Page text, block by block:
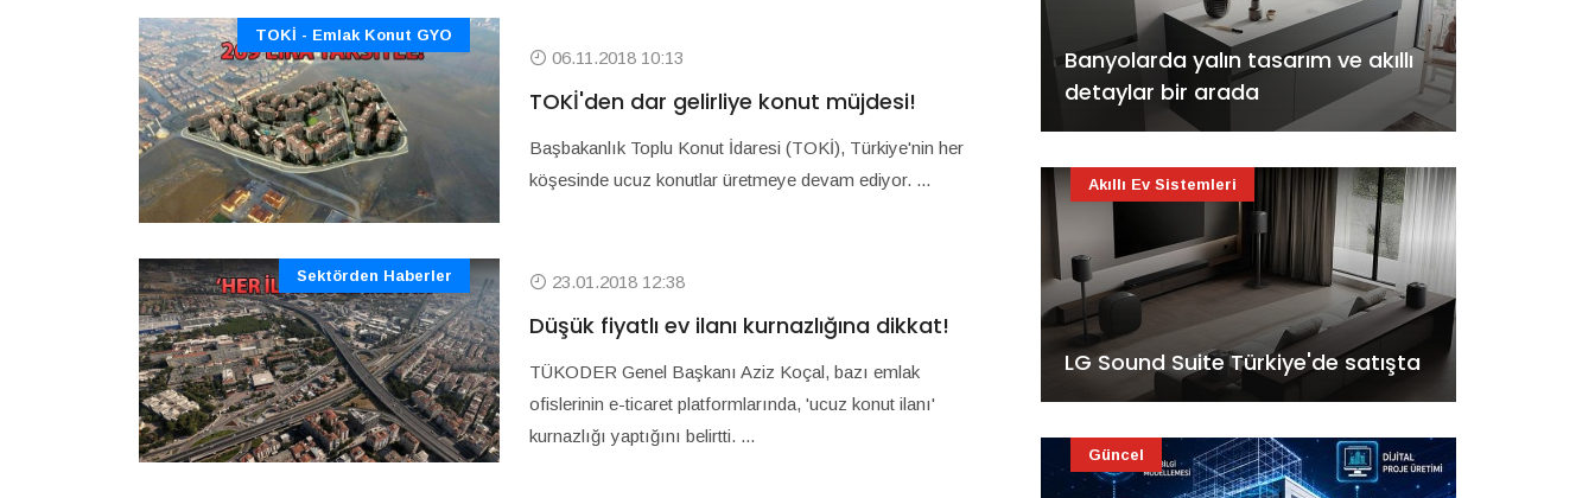
TOKİ - Emlak Konut GYO
06.11.2018 10:13
TOKİ'den dar gelirliye konut müjdesi!
Başbakanlık Toplu Konut İdaresi (TOKİ), Türkiye'nin her
köşesinde ucuz konutlar üretmeye devam ediyor. ...
Sektörden Haberler 23.01.2018 12:38
Düşük fiyatlı ev ilanı kurnazlığına dikkat!
TÜKODER Genel Başkanı Aziz Koçal, bazı emlak
ofislerinin e-ticaret platformlarında, 'ucuz konut ilanı'
kurnazlığı yaptığını belirtti. ...
Banyolarda yalın tasarım ve akıllı
detaylar bir arada
LG Sound Suite Türkiye'de satışta
Akıllı Ev Sistemleri
Güncel